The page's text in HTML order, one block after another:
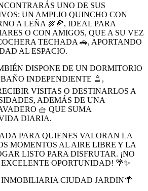
UNO DE SUS
UN AMPLIO QUINCHO CON
A LEÑA 🍖🍕, IDEAL PARA
O CON AMIGOS, QUE A SU VEZ
TECHADA 🚗, APORTANDO
AL ESPACIO.
DISPONE DE UN DORMITORIO
INDEPENDIENTE 🚿,
VISITAS O DESTINARLOS A
ADEMÁS DE UNA
🧺 QUE SUMA
DIARIA.
PARA QUIENES VALORAN LA
MOMENTOS AL AIRE LIBRE Y LA
LISTO PARA DISFRUTAR. ¡NO
EXCELENTE OPORTUNIDAD! 🌴✨
INMOBILIARIA CIUDAD JARDIN🌴